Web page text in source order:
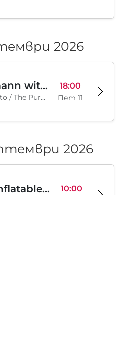
2026
Moodymann with special guests
Chistilishcheto / The Purgatory, София, BG
18:00
Пет 11
2026
Legion Inflatable Family Run - Sofia 10:00